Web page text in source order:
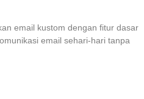
email kustom dengan fitur dasar
email sehari-hari tanpa